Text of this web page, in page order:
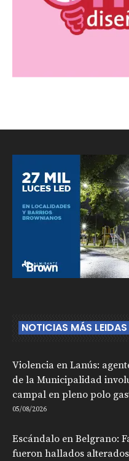
NOTICIAS MÁS
Violencia en Lanús:
de la Municipalidad
campal en pleno polo
05/08/2026
Escándalo en Belgrano:
fueron hallados